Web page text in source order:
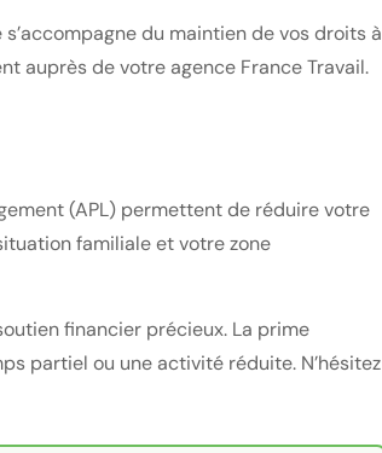
du maintien de vos droits à
auprès de votre agence France Travail.
(APL) permettent de réduire votre
familiale et votre zone
financier précieux. La prime
partiel ou une activité réduite. N’hésitez